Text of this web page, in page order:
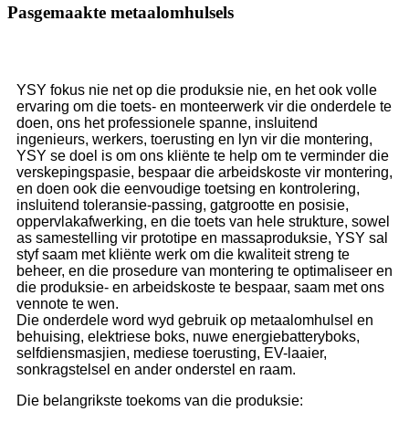
Pasgemaakte metaalomhulsels
YSY fokus nie net op die produksie nie, en het ook volle
ervaring om die toets- en monteerwerk vir die onderdele te
doen, ons het professionele spanne, insluitend
ingenieurs, werkers, toerusting en lyn vir die montering,
YSY se doel is om ons kliënte te help om te verminder die
verskepingspasie, bespaar die arbeidskoste vir montering,
en doen ook die eenvoudige toetsing en kontrolering,
insluitend toleransie-passing, gatgrootte en posisie,
oppervlakafwerking, en die toets van hele strukture, sowel
as samestelling vir prototipe en massaproduksie, YSY sal
styf saam met kliënte werk om die kwaliteit streng te
beheer, en die prosedure van montering te optimaliseer en
die produksie- en arbeidskoste te bespaar, saam met ons
vennote te wen.
Die onderdele word wyd gebruik op metaalomhulsel en
behuising, elektriese boks, nuwe energiebatteryboks,
selfdiensmasjien, mediese toerusting, EV-laaier,
sonkragstelsel en ander onderstel en raam.
Die belangrikste toekoms van die produksie: